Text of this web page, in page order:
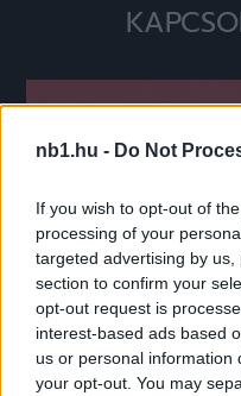
nb1.hu - Do Not
If you wish to opt-out of
processing of your
targeted advertising by
section to confirm your
opt-out request is
interest-based ads based
us or personal information
your opt-out. You may
Pazar gólokkal nyert